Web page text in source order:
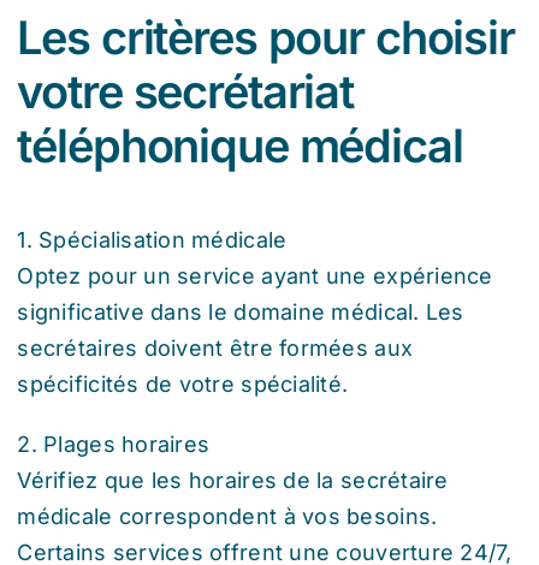
Les critères pour choisir
votre secrétariat
téléphonique médical
1. Spécialisation médicale
Optez pour un service ayant une expérience
significative dans le domaine médical. Les
secrétaires doivent être formées aux
spécificités de votre spécialité.
2. Plages horaires
Vérifiez que les horaires de la secrétaire
médicale correspondent à vos besoins.
Certains services offrent une couverture 24/7,